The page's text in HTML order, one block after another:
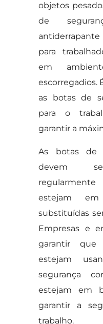
objetos
de
para
em
escorregadios.
as botas de
para o
garantir a
As botas de
devem
estejam
substituídas
Empresas e
garantir que
estejam
segurança
estejam em
garantir a
trabalho.